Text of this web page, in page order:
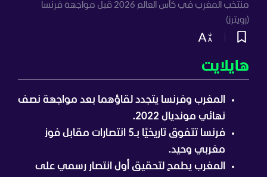
منتخب المغرب في كأس العالم 2026 قبل مواجهة فرنسا
(رويترز)
هايلايت
المغرب وفرنسا يتجدد لقاؤهما بعد مواجهة نصف
نهائي مونديال 2022.
فرنسا تتفوق تاريخيًا بـ5 انتصارات مقابل فوز
مغربي وحيد.
المغرب يطمح لتحقيق أول انتصار رسمي على